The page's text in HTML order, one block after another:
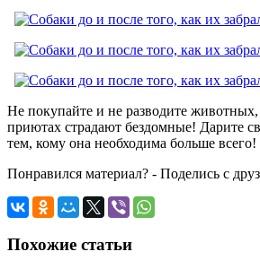
Не покупайте и не разводите
приютах страдают бездомные! Дарите
тем, кому она необходима больше всего!
Понравился материал? - Поделись с
Похожие статьи